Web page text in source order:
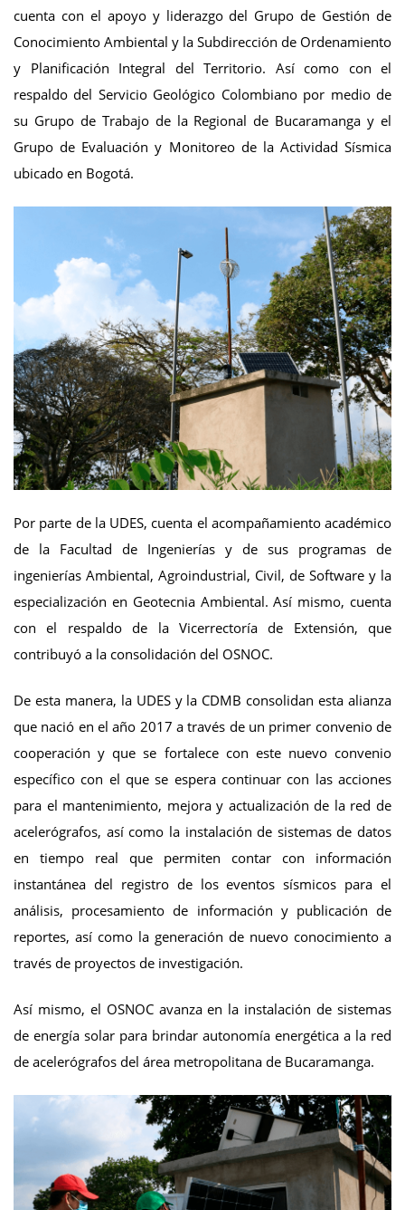
cuenta con el apoyo y liderazgo del Grupo de Gestión de
Conocimiento Ambiental y la Subdirección de Ordenamiento
y Planificación Integral del Territorio. Así como con el
respaldo del Servicio Geológico Colombiano por medio de
su Grupo de Trabajo de la Regional de Bucaramanga y el
Grupo de Evaluación y Monitoreo de la Actividad Sísmica
ubicado en Bogotá.
Por parte de la UDES, cuenta el acompañamiento académico
de la Facultad de Ingenierías y de sus programas de
ingenierías Ambiental, Agroindustrial, Civil, de Software y la
especialización en Geotecnia Ambiental. Así mismo, cuenta
con el respaldo de la Vicerrectoría de Extensión, que
contribuyó a la consolidación del OSNOC.
De esta manera, la UDES y la CDMB consolidan esta alianza
que nació en el año 2017 a través de un primer convenio de
cooperación y que se fortalece con este nuevo convenio
específico con el que se espera continuar con las acciones
para el mantenimiento, mejora y actualización de la red de
acelerógrafos, así como la instalación de sistemas de datos
en tiempo real que permiten contar con información
instantánea del registro de los eventos sísmicos para el
análisis, procesamiento de información y publicación de
reportes, así como la generación de nuevo conocimiento a
través de proyectos de investigación.
Así mismo, el OSNOC avanza en la instalación de sistemas
de energía solar para brindar autonomía energética a la red
de acelerógrafos del área metropolitana de Bucaramanga.